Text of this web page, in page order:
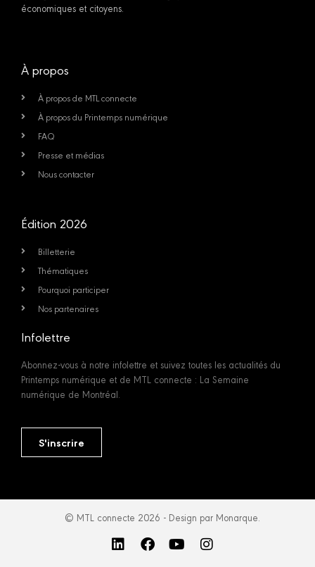
économiques et citoyens.
À propos
À propos de MTL connecte
À propos du Printemps numérique
FAQ
Presse et médias
Nous contacter
Édition 2026
Billetterie
Thématiques
Pourquoi participer
Nos partenaires
Infolettre
Abonnez-vous à notre infolettre et suivez toutes les actualités du
Printemps numérique et de MTL connecte : La Semaine
numérique de Montréal.
S'inscrire
© MTL connecte 2026 - Design par Monarque.